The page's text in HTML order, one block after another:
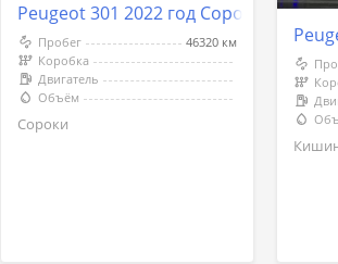
Peugeot 301 2022 год Сороки
Пробег
46320 км
Коробка
Двигатель
Объём
Сороки